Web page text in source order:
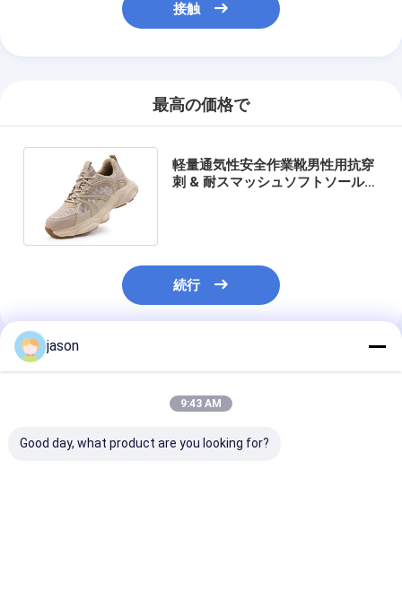
接触
最高の価格で
軽量通気性安全作業靴男性用抗穿
刺 & 耐スマッシュソフトソール保
続行
推薦されたプロダクト
jason
9:43 AM
Good day, what product are you looking for?